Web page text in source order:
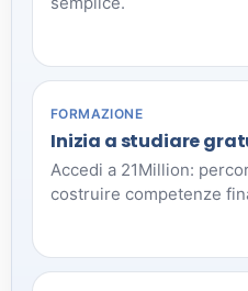
FORMAZIONE
Inizia a studiare
Accedi a 21Million:
costruire competenze